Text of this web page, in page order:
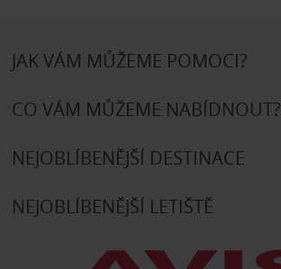
JAK VÁM MŮŽEME POMOCI?
CO VÁM MŮŽEME NABÍDNOUT?
NEJOBLÍBENĚJŠÍ DESTINACE
NEJOBLÍBENĚJŠÍ LETIŠTĚ